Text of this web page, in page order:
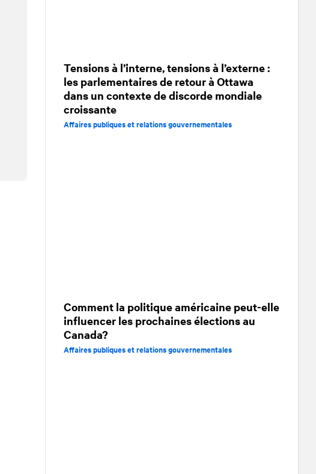
Tensions à l’interne, tensions à l’externe :
les parlementaires de retour à Ottawa
dans un contexte de discorde mondiale
croissante
Affaires publiques et relations gouvernementales
Comment la politique américaine peut-elle
influencer les prochaines élections au
Canada?
Affaires publiques et relations gouvernementales